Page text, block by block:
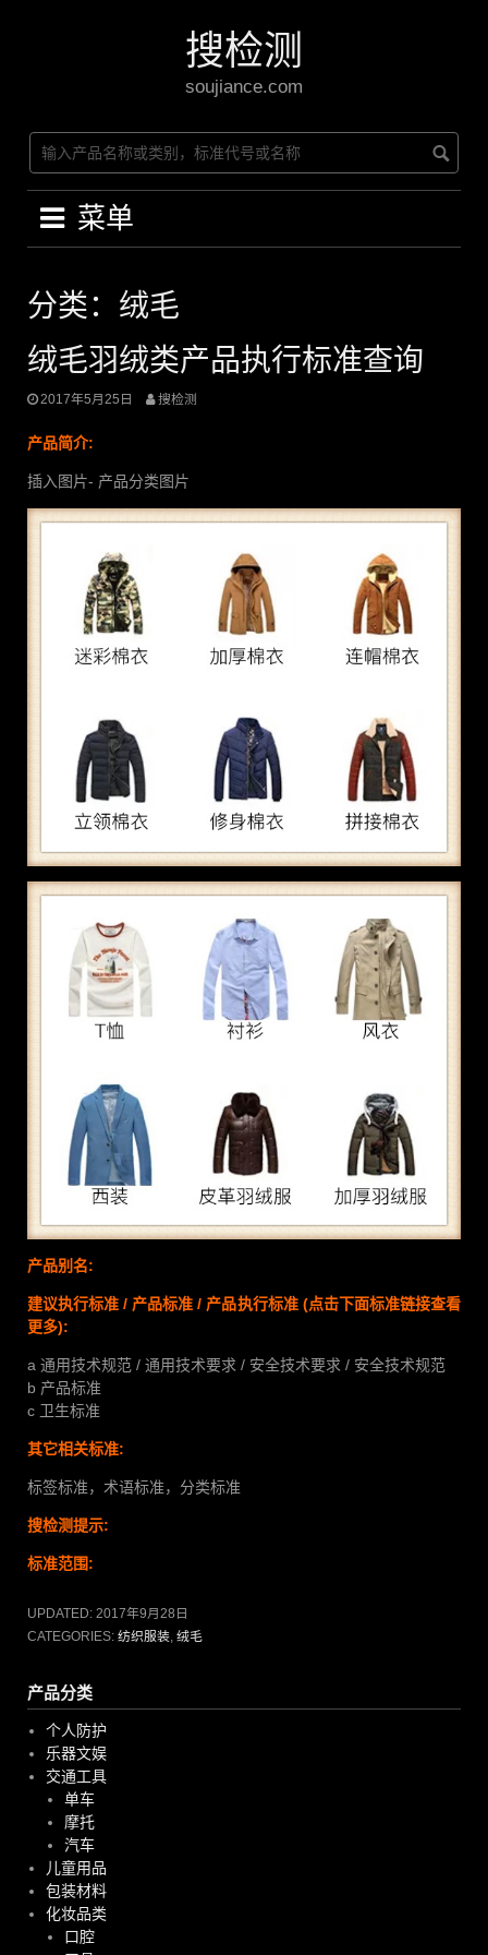
搜检测
soujiance.com
菜单
分类：绒毛
绒毛羽绒类产品执行标准查询
2017年5月25日 搜检测
产品简介:
插入图片- 产品分类图片
产品别名:
建议执行标准 / 产品标准 / 产品执行标准(点击下面标准链接查看
更多):
a 通用技术规范 / 通用技术要求 / 安全技术要求 / 安全技术规范
b 产品标准
c 卫生标准
其它相关标准:
标签标准，术语标准，分类标准
搜检测提示:
标准范围:
UPDATED: 2017年9月28日
CATEGORIES: 纺织服装 绒毛
产品分类
个人防护
乐器文娱
交通工具
单车
摩托
汽车
儿童用品
包装材料
化妆品类
口腔